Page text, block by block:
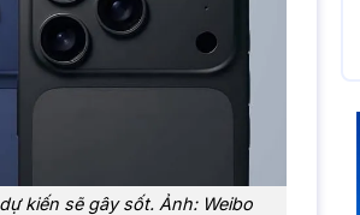
kiến sẽ gây sốt. Ảnh: Weibo